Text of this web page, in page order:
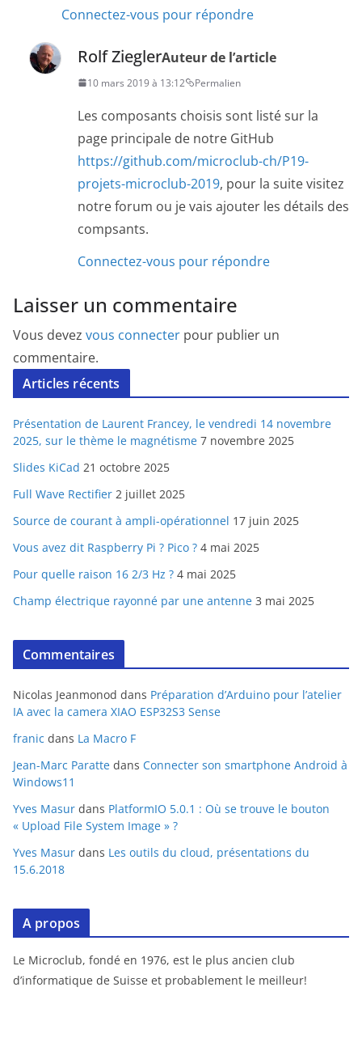
Connectez-vous pour répondre
Rolf ZieglerAuteur de l’article
10 mars 2019 à 13:12 Permalien
Les composants choisis sont listé sur la
page principale de notre GitHub
https://github.com/microclub-ch/P19-
projets-microclub-2019, pour la suite visitez
notre forum ou je vais ajouter les détails des
compsants.
Connectez-vous pour répondre
Laisser un commentaire
Vous devez vous connecter pour publier un
commentaire.
Articles récents
Présentation de Laurent Francey, le vendredi 14 novembre
2025, sur le thème le magnétisme 7 novembre 2025
Slides KiCad 21 octobre 2025
Full Wave Rectifier 2 juillet 2025
Source de courant à ampli-opérationnel 17 juin 2025
Vous avez dit Raspberry Pi ? Pico ? 4 mai 2025
Pour quelle raison 16 2/3 Hz ? 4 mai 2025
Champ électrique rayonné par une antenne 3 mai 2025
Commentaires
Nicolas Jeanmonod dans Préparation d’Arduino pour l’atelier
IA avec la camera XIAO ESP32S3 Sense
franic dans La Macro F
Jean-Marc Paratte dans Connecter son smartphone Android à
Windows11
Yves Masur dans PlatformIO 5.0.1 : Où se trouve le bouton
« Upload File System Image » ?
Yves Masur dans Les outils du cloud, présentations du
15.6.2018
A propos
Le Microclub, fondé en 1976, est le plus ancien club
d’informatique de Suisse et probablement le meilleur!